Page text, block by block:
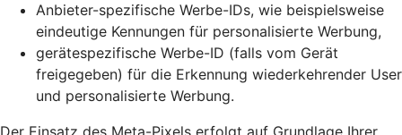
Anbieter-spezifische Werbe-IDs, wie beispielsweise
eindeutige Kennungen für personalisierte Werbung,
gerätespezifische Werbe-ID (falls vom Gerät
freigegeben) für die Erkennung wiederkehrender User
und personalisierte Werbung.
Der Einsatz des Meta-Pixels erfolgt auf Grundlage Ihrer